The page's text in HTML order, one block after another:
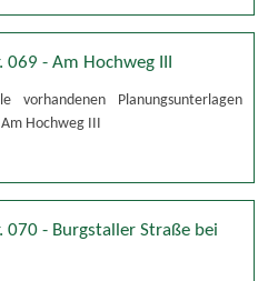
- Am Hochweg III
vorhandenen Planungsunterlagen
Hochweg III
070 - Burgstaller Straße bei